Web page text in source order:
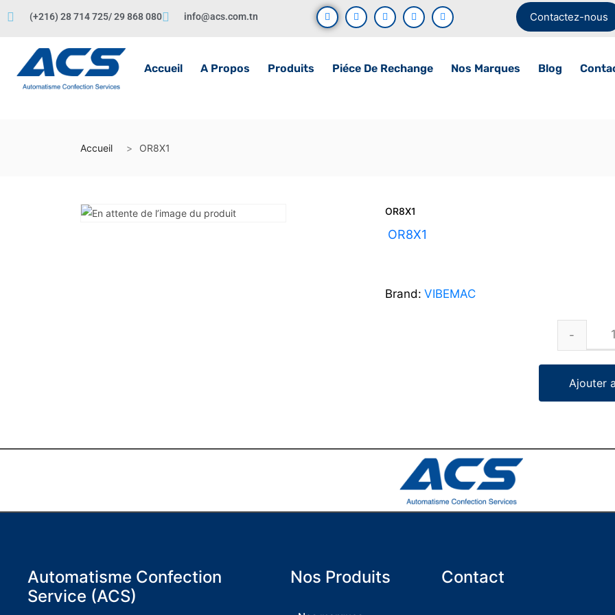
(+216) 28 714 725/ 29 868 080 info@acs.com.tn Contactez-nous
Accueil A Propos Produits Piéce De Rechange Nos Marques Blog
Accueil OR8X1
OR8X1
OR8X1
Brand: VIBEMAC
Ajouter
Automatisme Confection
Service (ACS)
Nos Produits Contact